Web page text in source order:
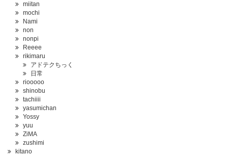
miitan
mochi
Nami
non
nonpi
Reeee
rikimaru
アドテクちっく
日常
riooooo
shinobu
tachiiii
yasumichan
Yossy
yuu
ZiMA
zushimi
kitano